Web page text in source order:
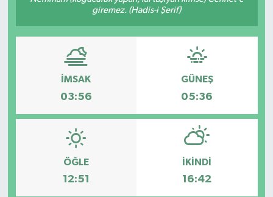
giremez. (Hadis-i Şerif)
İMSAK
03:56
GÜNEŞ
05:36
ÖĞLE
12:51
İKINDI
16:42
ONİKİŞUBAT
SAĞLIK
SİVİL TOPLUM
SİYASET
SOSYAL YAŞAM